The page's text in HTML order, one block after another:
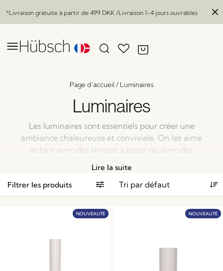
*Livraison gratuite à partir de 499 DKK /Livraison 1-4 jours ouvrables
Page d'accueil / Luminaires
Luminaires
Les luminaires sont essentiels pour créer une
ambiance chaleureuse et conviviale. On les aime
autant avec des lampes à poser qu’avec des
prétexte à créer une jolie lumière. Alors, vous allez
forcément être séduit par notre nouvelle collection. Et
vous allez adorer créer cette atmosphère parfaite
chez vous !
Lire la suite
Filtrer les produits
NOUVEAUTÉ NOUVEAUTÉ